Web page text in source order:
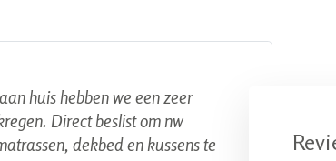
huis hebben we een zeer
Direct beslist om nw
dekbed en kussens te